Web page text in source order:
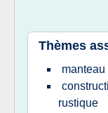
Thèmes
rustique